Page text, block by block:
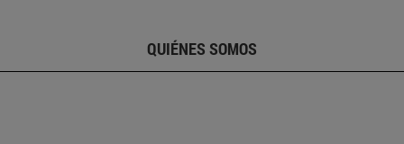
QUIÉNES SOMOS